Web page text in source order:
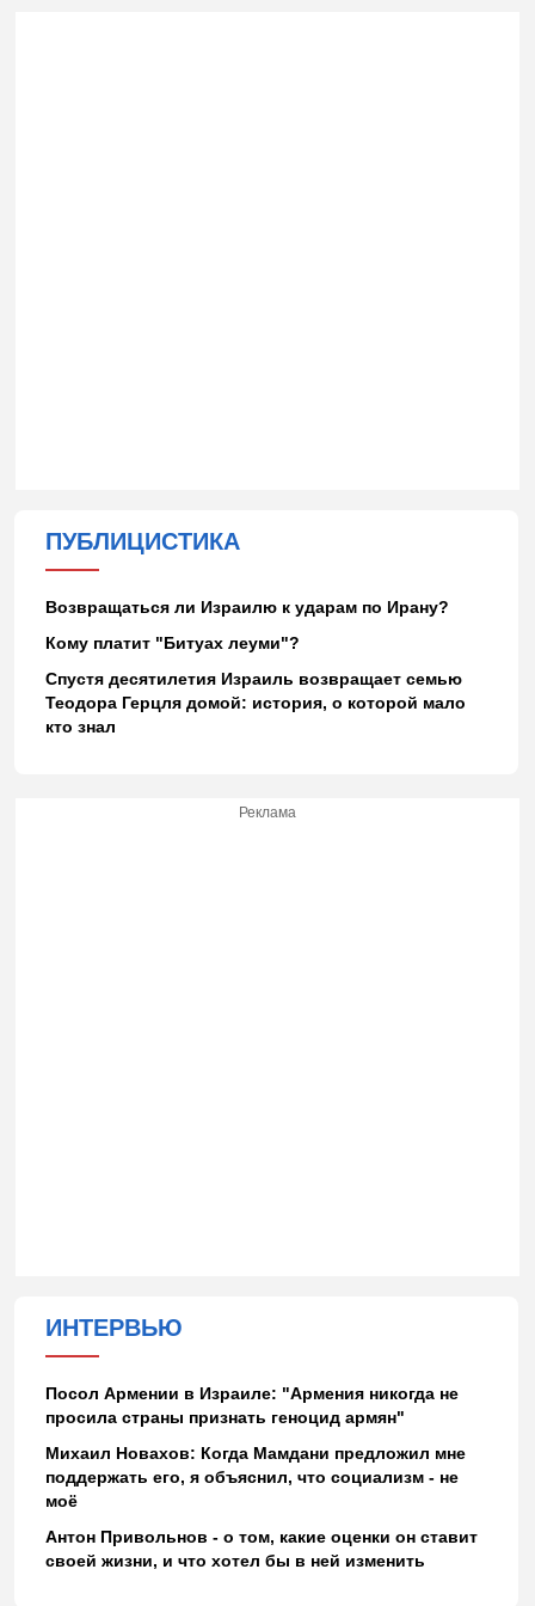
ПУБЛИЦИСТИКА
Возвращаться ли Израилю к ударам по Ирану?
Кому платит "Битуах леуми"?
Спустя десятилетия Израиль возвращает семью
Теодора Герцля домой: история, о которой мало
кто знал
Реклама
ИНТЕРВЬЮ
Посол Армении в Израиле: "Армения никогда не
просила страны признать геноцид армян"
Михаил Новахов: Когда Мамдани предложил мне
поддержать его, я объяснил, что социализм - не
моё
Антон Привольнов - о том, какие оценки он ставит
своей жизни, и что хотел бы в ней изменить